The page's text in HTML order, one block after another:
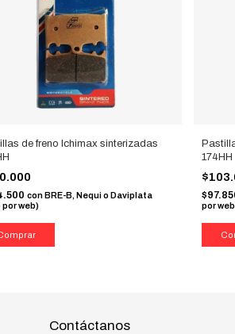
de freno Ichimax sinterizadas
conBRE-B, Nequi o Daviplata
por web)
174HH
por
Contáctanos